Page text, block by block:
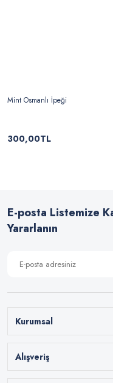
Mint Osmanlı İpeği
300,00TL
E-posta Listemize
Yararlanın
Kurumsal
Alışveriş